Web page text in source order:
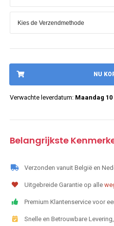
NU
Verwachte leverdatum: Maandag
Belangrijkste
Verzonden vanuit België en
Uitgebreide Garantie op alle
Premium Klantenservice voor
Snelle en Betrouwbare